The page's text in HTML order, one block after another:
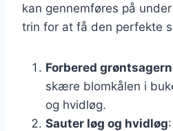
kan gennemføres på
trin for at få den perfekte
Forbered
skære blomkålen i
og hvidløg.
Sauter løg og hvidløg